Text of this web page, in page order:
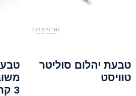
טבעת יהלום סוליטר
טוויסט
3 קראט